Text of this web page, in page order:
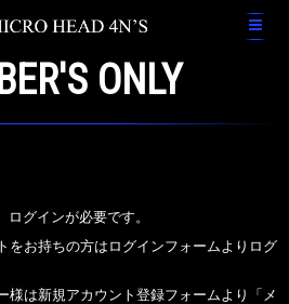
ONLY
グインが必要です。
をお持ちの方はログインフォームよりログ
様は新規アカウント登録フォームより「メ